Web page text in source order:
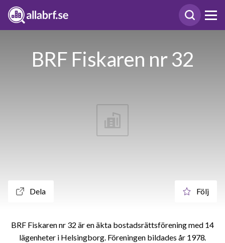
BRF Fiskaren nr 32
Dela Följ
BRF Fiskaren nr 32 är en äkta bostadsrättsförening med 14
lägenheter i Helsingborg. Föreningen bildades år 1978